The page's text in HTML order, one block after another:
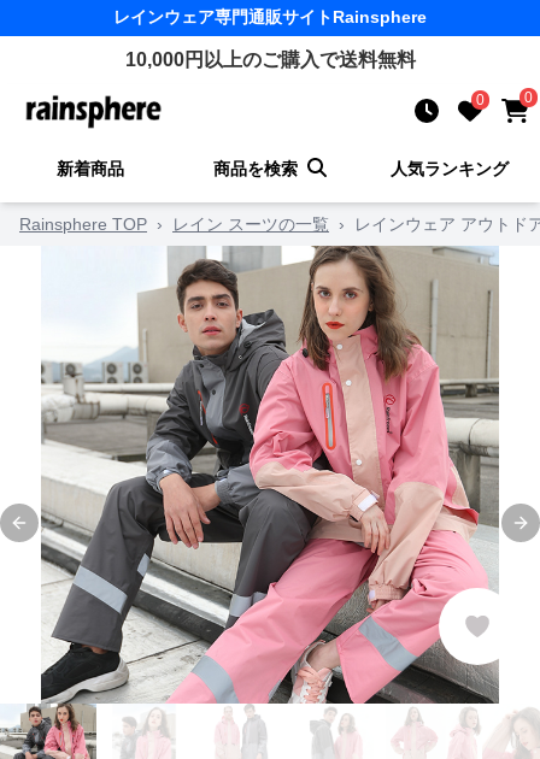
レインウェア専門通販サイトRainsphere
10,000円以上のご購入で送料無料
0 0
新着商品 商品を検索 人気ランキング
Rainsphere TOP › レイン スーツの一覧 › レインウェア アウトド
Previous slide